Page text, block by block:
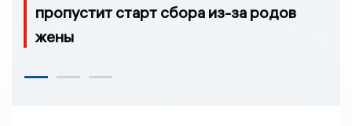
пропустит старт сбора из-за родов
жены